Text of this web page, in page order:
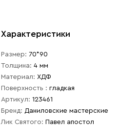
Характеристики
Размер: 70*90
Толщина: 4 мм
Материал: ХДФ
Поверхность : гладкая
Артикул: 123461
Бренд: Даниловские мастерские
Лик Святого: Павел апостол